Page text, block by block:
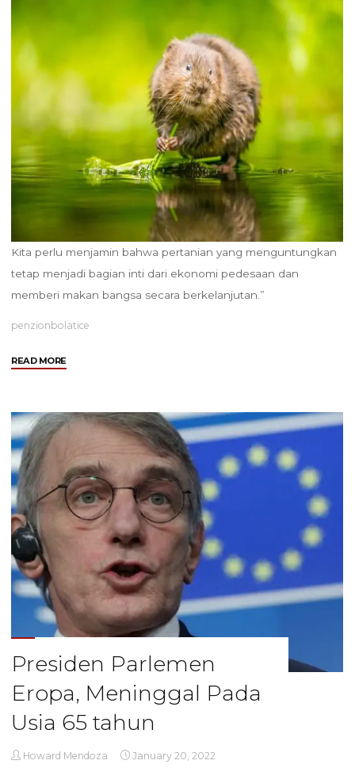
Kita perlu menjamin bahwa pertanian yang menguntungkan
tetap menjadi bagian inti dari ekonomi pedesaan dan
memberi makan bangsa secara berkelanjutan.”
penzionbolatice
READ MORE"Petani
Dibayar
Untuk
Kembali
Tanah"
Presiden Parlemen
Eropa, Meninggal Pada
Usia 65 tahun
Howard Mendoza January 20, 2022